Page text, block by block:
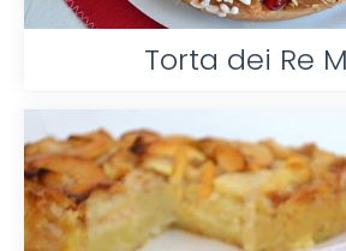
Torta dei Re